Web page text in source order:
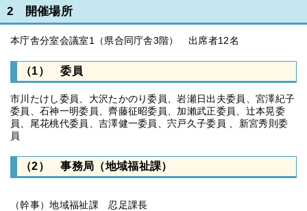
2 開催場所
本庁舎分室会議室1（県合同庁舎3階） 出席者12名
（1） 委員
市川たけし委員、大沢たかのり委員、岩瀬日出夫委員、宮澤紀子
委員、石神一明委員、齊藤征昭委員、加瀨武正委員、辻本晃委
員、尾花桃代委員、吉澤健一委員、宍戸久子委員 、新宮秀則委
員
（2） 事務局（地域福祉課）
（幹事）地域福祉課 忍足課長